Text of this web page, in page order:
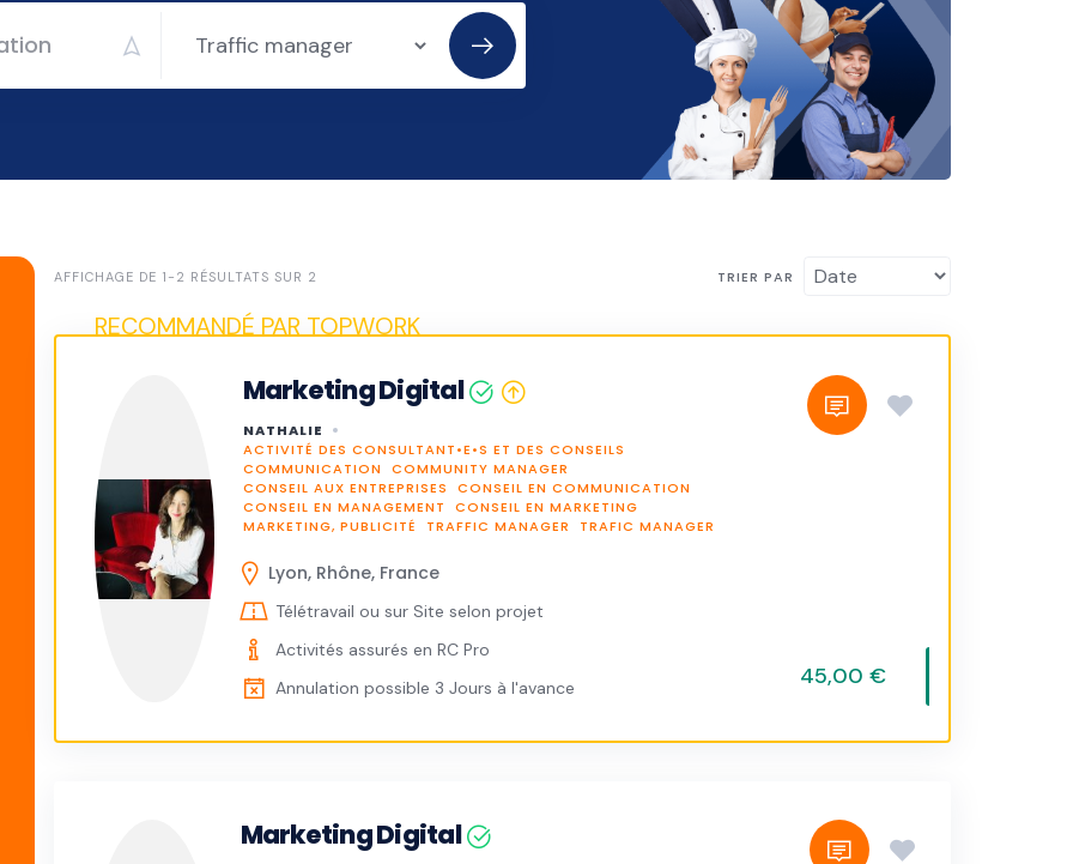
AFFICHAGE DE 1-2 RÉSULTATS SUR 2 TRIER PAR
Marketing Digital
NATHALIE
ACTIVITÉ DES CONSULTANT•E•S ET DES CONSEILS
COMMUNICATION
COMMUNITY MANAGER
CONSEIL AUX ENTREPRISES
CONSEIL EN COMMUNICATION
CONSEIL EN MANAGEMENT
CONSEIL EN MARKETING
MARKETING, PUBLICITÉ
TRAFFIC MANAGER TRAFIC MANAGER
Lyon, Rhône, France
Télétravail ou sur Site selon projet
Activités assurés en RC Pro
Annulation possible 3 Jours à l'avance
45,00 €
Marketing Digital